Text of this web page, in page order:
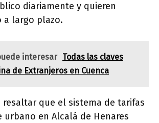
diariamente y quieren
a largo plazo.
interesar Todas las claves
de Extranjeros en Cuenca
resaltar que el sistema de tarifas
en Alcalá de Henares